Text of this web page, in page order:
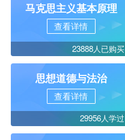
马克思主义基本原理
查看详情
23888人已购买
思想道德与法治
查看详情
29956人学过